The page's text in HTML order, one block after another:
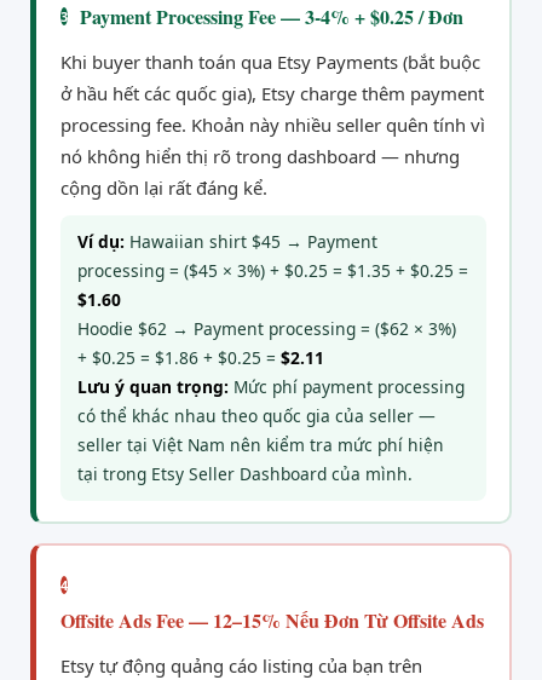
3 Payment Processing Fee — 3-4% + $0.25 / Đơn
Khi buyer thanh toán qua Etsy Payments (bắt buộc
ở hầu hết các quốc gia), Etsy charge thêm payment
processing fee. Khoản này nhiều seller quên tính vì
nó không hiển thị rõ trong dashboard — nhưng
cộng dồn lại rất đáng kể.
Ví dụ: Hawaiian shirt $45 → Payment
processing = ($45 × 3%) + $0.25 = $1.35 + $0.25 =
$1.60
Hoodie $62 → Payment processing = ($62 × 3%)
+ $0.25 = $1.86 + $0.25 = $2.11
Lưu ý quan trọng: Mức phí payment processing
có thể khác nhau theo quốc gia của seller —
seller tại Việt Nam nên kiểm tra mức phí hiện
tại trong Etsy Seller Dashboard của mình.
4
Offsite Ads Fee — 12–15% Nếu Đơn Từ Offsite Ads
Etsy tự động quảng cáo listing của bạn trên